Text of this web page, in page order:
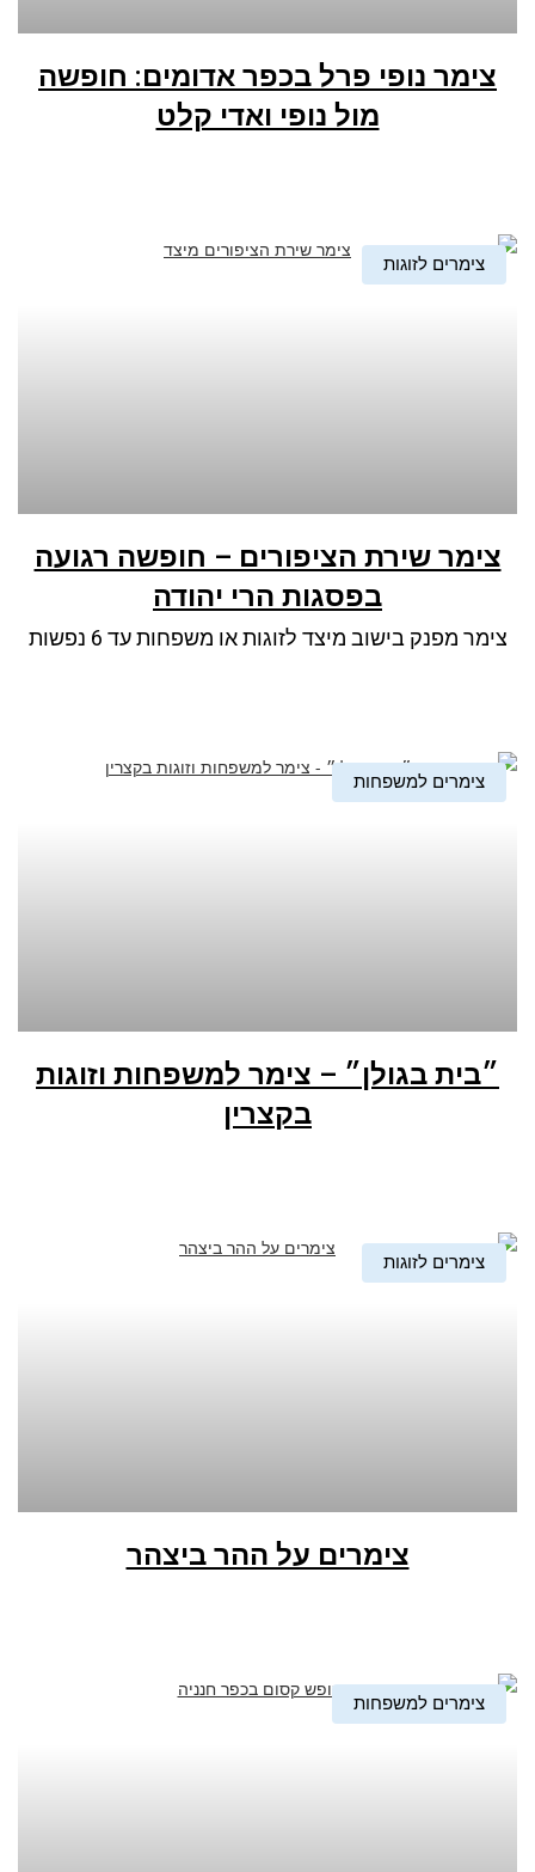
צימר נופי פרל בכפר אדומים: חופשה
מול נופי ואדי קלט
צימרים לזוגות
צימר שירת הציפורים – חופשה רגועה
בפסגות הרי יהודה
צימר מפנק בישוב מיצד לזוגות או משפחות עד 6 נפשות
צימרים למשפחות
״בית בגולן״ – צימר למשפחות וזוגות
בקצרין
צימרים לזוגות
צימרים על ההר ביצהר
צימרים למשפחות